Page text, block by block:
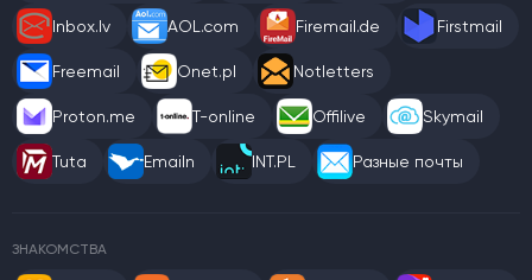
Inbox.lv AOL.com Firemail.de Firstmail
Freemail Onet.pl Notletters
Proton.me T-online Offilive Skymail
Tuta Emailn INT.PL Разные почты
ЗНАКОМСТВА